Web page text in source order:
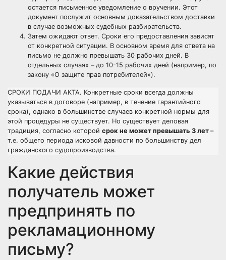
остается письменное уведомление о вручении. Этот
документ послужит основным доказательством доставки
в случае возможных судебных разбирательств.
Затем ожидают ответ. Сроки его предоставления зависят
от конкретной ситуации. В основном время для ответа на
письмо не должно превышать 30 рабочих дней. В
отдельных случаях – до 10-15 рабочих дней (например, по
закону «О защите прав потребителей»).
СРОКИ ПОДАЧИ АКТА. Конкретные сроки всегда должны
указываться в договоре (например, в течение гарантийного
срока), однако в большинстве случаев конкретной нормы для
этой процедуры не существует. Но существует деловая
традиция, согласно которой срок не может превышать 3 лет –
т.е. общего периода исковой давности по большинству дел
гражданского судопроизводства.
Какие действия
получатель может
предпринять по
рекламационному
письму?